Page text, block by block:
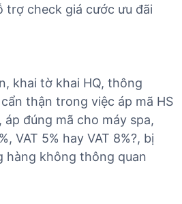
trợ check giá cước ưu đãi
khai tờ khai HQ, thông
thận trong việc áp mã HS
đúng mã cho máy spa,
VAT 5% hay VAT 8%?, bị
hàng không thông quan